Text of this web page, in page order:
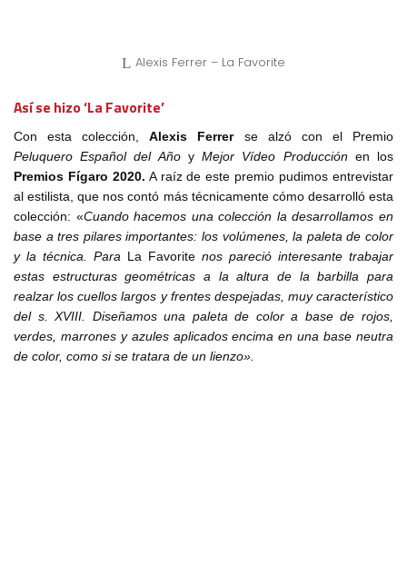
Alexis Ferrer – La Favorite
Así se hizo ‘La Favorite’
Con esta colección,Alexis Ferrerse alzó con el Premio
Peluquero Español del Año yMejor Vídeo Producción en los
Premios Fígaro 2020. A raíz de este premio pudimos entrevistar
al estilista, que nos contó más técnicamente cómo desarrolló esta
colección: «Cuando hacemos una colección la desarrollamos en
base a tres pilares importantes: los volúmenes, la paleta de color
y la técnica. Para La Favorite nos pareció interesante trabajar
estas estructuras geométricas a la altura de la barbilla para
realzar los cuellos largos y frentes despejadas, muy característico
del s. XVIII. Diseñamos una paleta de color a base de rojos,
verdes, marrones y azules aplicados encima en una base neutra
de color, como si se tratara de un lienzo».